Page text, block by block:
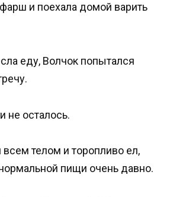
и поехала домой варить
еду, Волчок попытался
не осталось.
телом и торопливо ел,
пищи очень давно.